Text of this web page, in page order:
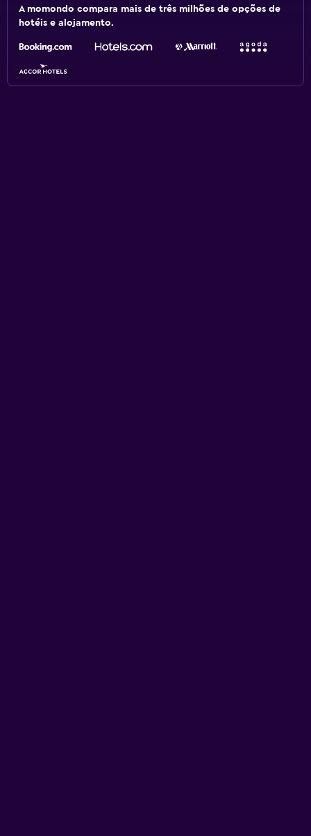
A momondo compara mais de três milhões de opções de
hotéis e alojamento.